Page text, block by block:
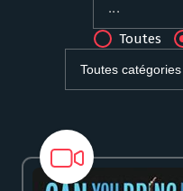
Toutes